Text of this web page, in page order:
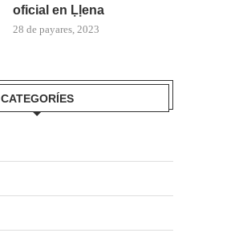
oficial en Ḷḷena
28 de payares, 2023
CATEGORÍES